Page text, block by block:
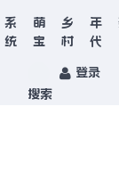
系
统
萌
宝
乡
村
年
代
搜索
登录